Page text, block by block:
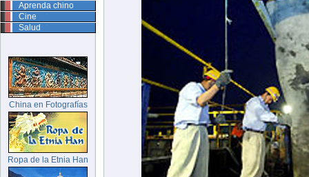
Aprenda chino
Cine
Salud
China en Fotografías
Ropa de la Etnia Han